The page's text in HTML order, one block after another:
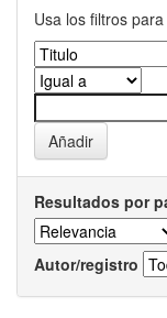
Usa los filtros
Resultados por
Autor/registro